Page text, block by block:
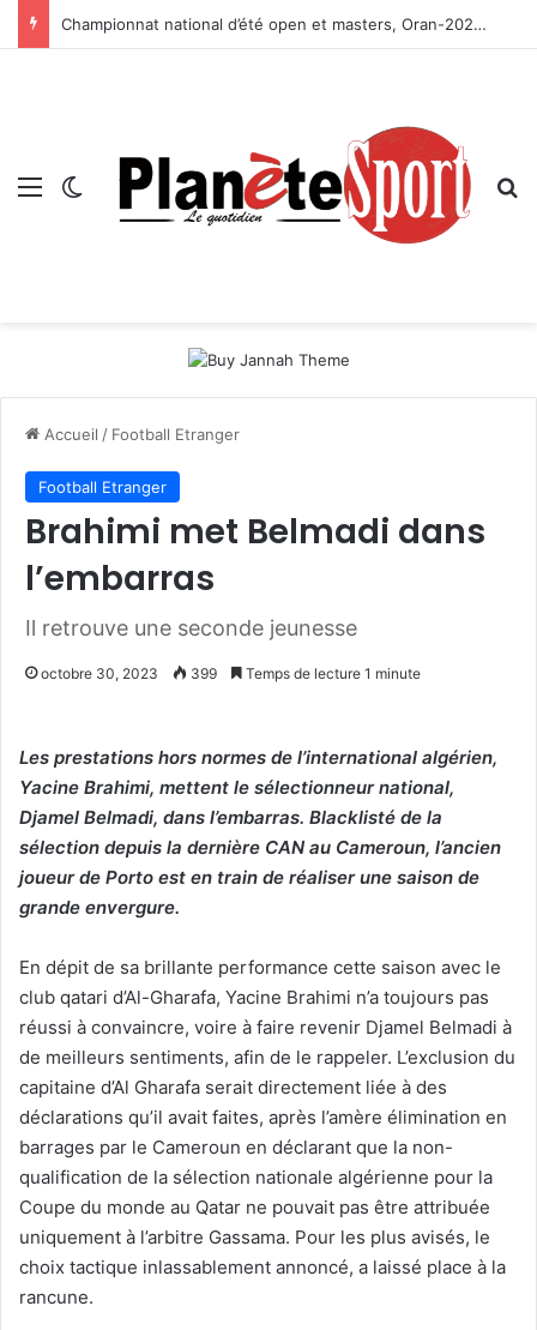
Championnat national d’été open et masters, Oran-2026 — Le CRB s’adjuge le titre
Menu Switch skin
Accueil / Football Etranger
Football Etranger
Brahimi met Belmadi dans
l’embarras
Il retrouve une seconde jeunesse
octobre 30, 2023 399 Temps de lecture 1 minute
Les prestations hors normes de l’international algérien,
Yacine Brahimi, mettent le sélectionneur national,
Djamel Belmadi, dans l’embarras. Blacklisté de la
sélection depuis la dernière CAN au Cameroun, l’ancien
joueur de Porto est en train de réaliser une saison de
grande envergure.
En dépit de sa brillante performance cette saison avec le
club qatari d’Al-Gharafa, Yacine Brahimi n’a toujours pas
réussi à convaincre, voire à faire revenir Djamel Belmadi à
de meilleurs sentiments, afin de le rappeler. L’exclusion du
capitaine d’Al Gharafa serait directement liée à des
déclarations qu’il avait faites, après l’amère élimination en
barrages par le Cameroun en déclarant que la non-
qualification de la sélection nationale algérienne pour la
Coupe du monde au Qatar ne pouvait pas être attribuée
uniquement à l’arbitre Gassama. Pour les plus avisés, le
choix tactique inlassablement annoncé, a laissé place à la
rancune.